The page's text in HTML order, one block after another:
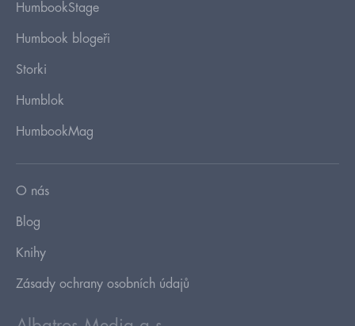
HumbookStage
Humbook blogeři
Storki
Humblok
HumbookMag
O nás
Blog
Knihy
Zásady ochrany osobních údajů